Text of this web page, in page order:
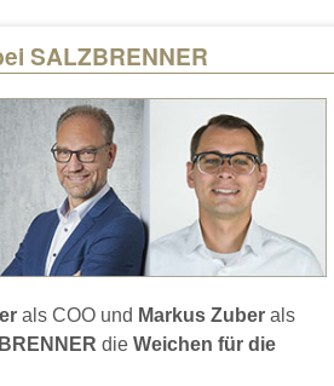
SALZBRENNER
als COO und Markus Zuber als
die Weichen für die